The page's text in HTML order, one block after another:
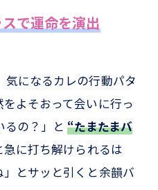
スで運命を演出
になるカレの行動パタ
よそおって会いに行っ
るの？」と“たまたまバ
急に打ち解けられるは
とサッと引くと余韻バ